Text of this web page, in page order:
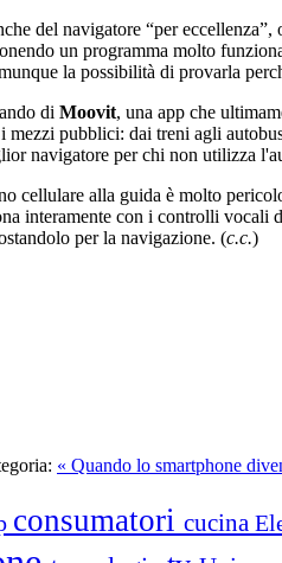
del navigatore “per eccellenza”,
un programma molto
la possibilità di provarla
di Moovit, una app che
mezzi pubblici: dai treni agli
navigatore per chi non utilizza
cellulare alla guida è molto
interamente con i controlli vocali
per la navigazione. (c.c.)
« Quando lo smartphone
consumatori cucina